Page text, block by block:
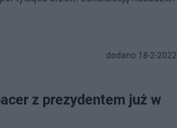
dodano 18-2-2022
z prezydentem już w